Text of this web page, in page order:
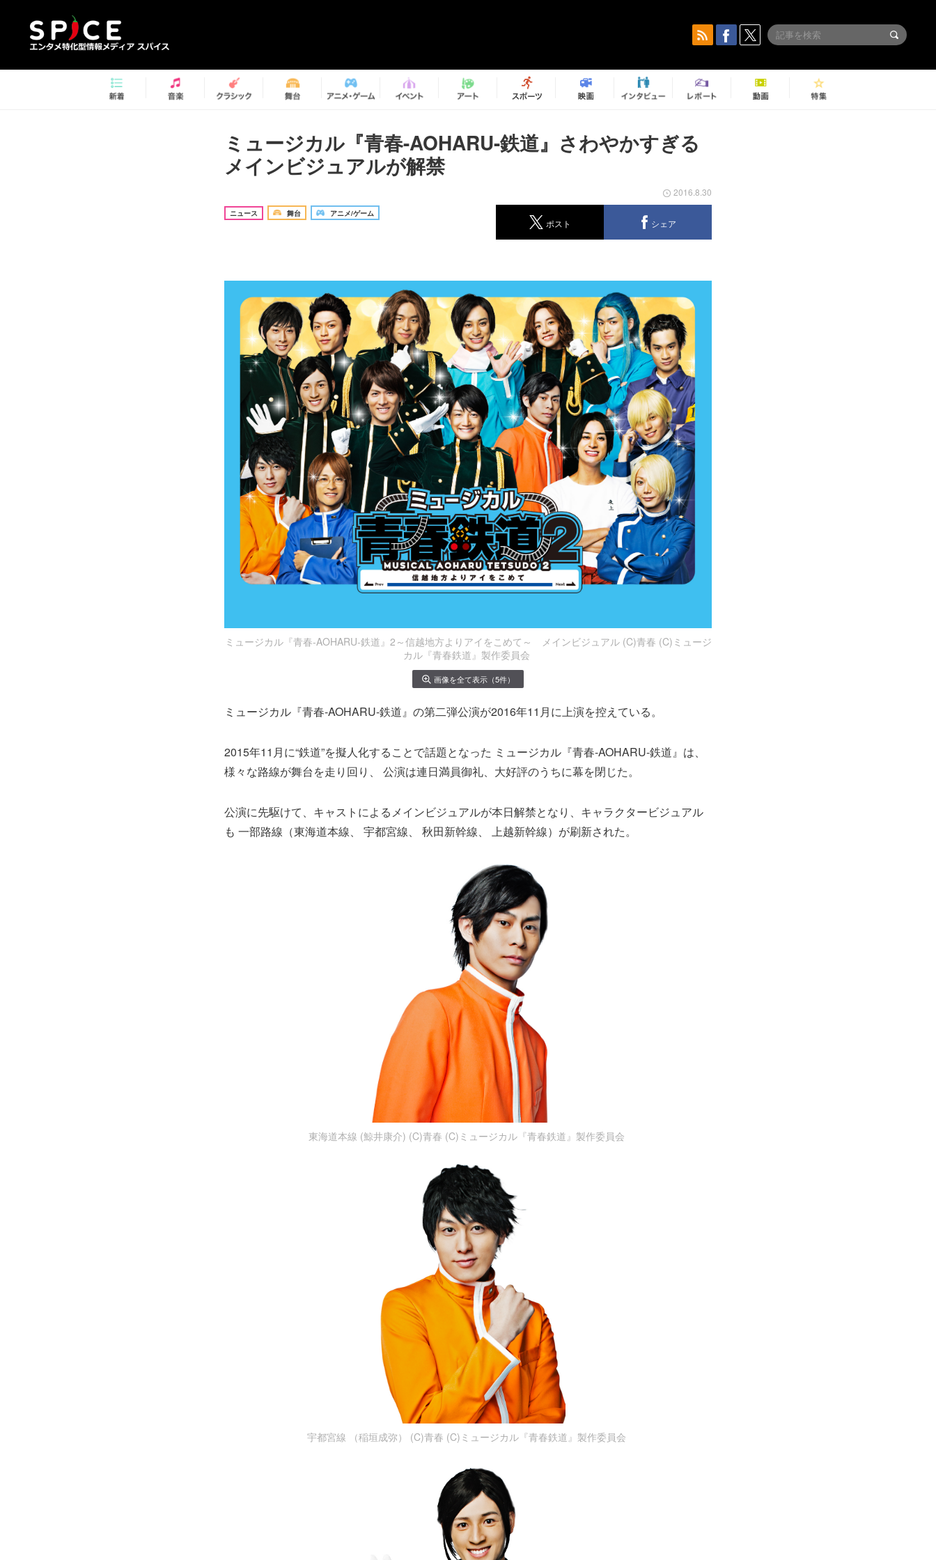
ミュージカル『青春-AOHARU-鉄道』さわやかすぎる
メインビジュアルが解禁
ニュース 舞台 アニメ/ゲーム
2016.8.30
ポスト シェア
ミュージカル『青春-AOHARU-鉄道』2～信越地方よりアイをこめて～ メインビジュアル (C)青春 (C)ミュージ
カル『青春鉄道』製作委員会 ​
画像を全て表示（5件）
ミュージカル『青春-AOHARU-鉄道』の第二弾公演が2016年11月に上演を控えている。
2015年11月に“鉄道”を擬人化することで話題となった ミュージカル『青春-AOHARU-鉄道』は、
様々な路線が舞台を走り回り、 公演は連日満員御礼、大好評のうちに幕を閉じた。
公演に先駆けて、キャストによるメインビジュアルが本日解禁となり、キャラクタービジュアル
も 一部路線（東海道本線、 宇都宮線、 秋田新幹線、 上越新幹線）が刷新された。
東海道本線 (鯨井康介) (C)青春 (C)ミュージカル『青春鉄道』製作委員会 ​
宇都宮線 （稲垣成弥） (C)青春 (C)ミュージカル『青春鉄道』製作委員会 ​